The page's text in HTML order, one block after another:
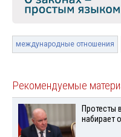
международные отношения
Рекомендуемые
Протесты
набирает